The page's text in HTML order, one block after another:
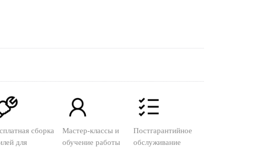
сборка
для
Мастер-классы и
обучение работы
Постгарантийное
обслуживание